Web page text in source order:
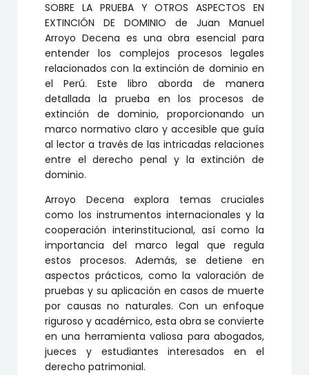
DOMINIO
cantidad
SOBRE LA PRUEBA Y OTROS ASPECTOS EN
EXTINCIÓN DE DOMINIO de Juan Manuel
Arroyo Decena es una obra esencial para
entender los complejos procesos legales
relacionados con la extinción de dominio en
el Perú. Este libro aborda de manera
detallada la prueba en los procesos de
extinción de dominio, proporcionando un
marco normativo claro y accesible que guía
al lector a través de las intricadas relaciones
entre el derecho penal y la extinción de
dominio.
Arroyo Decena explora temas cruciales
como los instrumentos internacionales y la
cooperación interinstitucional, así como la
importancia del marco legal que regula
estos procesos. Además, se detiene en
aspectos prácticos, como la valoración de
pruebas y su aplicación en casos de muerte
por causas no naturales. Con un enfoque
riguroso y académico, esta obra se convierte
en una herramienta valiosa para abogados,
jueces y estudiantes interesados en el
derecho patrimonial.